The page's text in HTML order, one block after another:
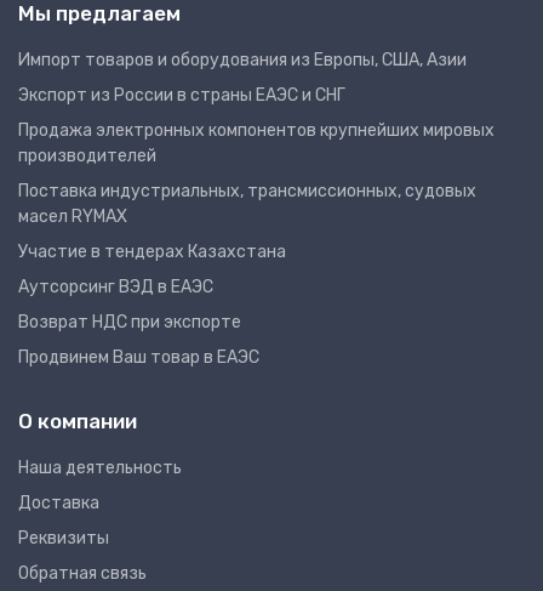
Мы предлагаем
Импорт товаров и оборудования из Европы, США, Азии
Экспорт из России в страны ЕАЭС и СНГ
Продажа электронных компонентов крупнейших мировых
производителей
Поставка индустриальных, трансмиссионных, судовых
масел RYMAX
Участие в тендерах Казахстана
Аутсорсинг ВЭД в ЕАЭС
Возврат НДС при экспорте
Продвинем Ваш товар в ЕАЭС
О компании
Наша деятельность
Доставка
Реквизиты
Обратная связь